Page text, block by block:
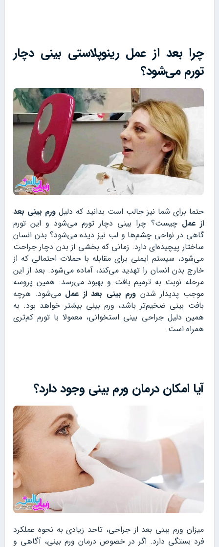
چرا بعد از عمل رینوپلاستی بینی دچار
تورم می‌شود؟
حتما برای شما نیز جالب است بدانید که دلیل ورم بینی بعد
از عمل چیست؟ چرا بینی دچار تورم می‌شود و این تورم
گاهی در نواحی چشم‌ها و لب نیز دیده می‌شود؟ بدن انسان
ساختار پیچیده‌ای دارد. زمانی که بخشی از بدن دچار جراحت
می‌شود، سیستم ایمنی برای مقابله با حملات احتمالی که از
خارج بدن انسان را تهدید می‌کند، آماده می‌شود. بعد از این
مرحله نوبت به ترمیم بافت و بهبود می‌رسد. همین پروسه
موجب پدیدار شدن ورم بینی بعد از عمل می‌شود. هرچه
بافت بینی ضخیم‌تر باشد، ورم بینی بیشتر خواهد بود. به
همین دلیل جراحی بینی استخوانی، معمولا با تورم کم‌تری
همراه است.
آیا امکان درمان ورم بینی وجود دارد؟
میزان ورم بینی بعد از جراحی، تاحد زیادی به نحوه عملکرد
فرد بستگی دارد. اگر در خصوص درمان ورم بینی، آگاهی و